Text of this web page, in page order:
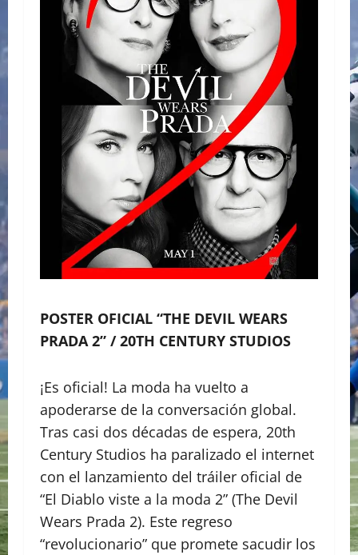
POSTER OFICIAL “THE DEVIL WEARS
PRADA 2” / 20TH CENTURY STUDIOS
¡Es oficial! La moda ha vuelto a
apoderarse de la conversación global.
Tras casi dos décadas de espera, 20th
Century Studios ha paralizado el internet
con el lanzamiento del tráiler oficial de
“El Diablo viste a la moda 2” (The Devil
Wears Prada 2). Este regreso
“revolucionario” que promete sacudir los